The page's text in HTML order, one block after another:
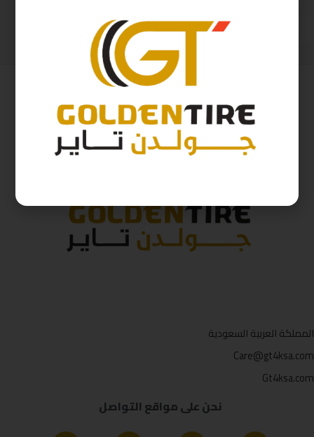
ر.س ( شامل الضريبة ) 533ر.س 480
المملكة العربية السعودية
Care@gt4ksa.com
Gt4ksa.com
نحن على مواقع التواصل